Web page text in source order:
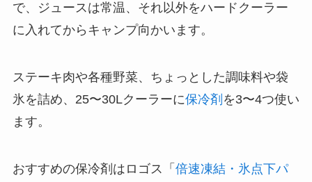
で、ジュースは常温、それ以外をハードクーラー
に入れてからキャンプ向かいます。
ステーキ肉や各種野菜、ちょっとした調味料や袋
氷を詰め、25〜30Lクーラーに保冷剤 を3〜4つ使い
ます。
おすすめの保冷剤はロゴス「 倍速凍結・氷点下パ